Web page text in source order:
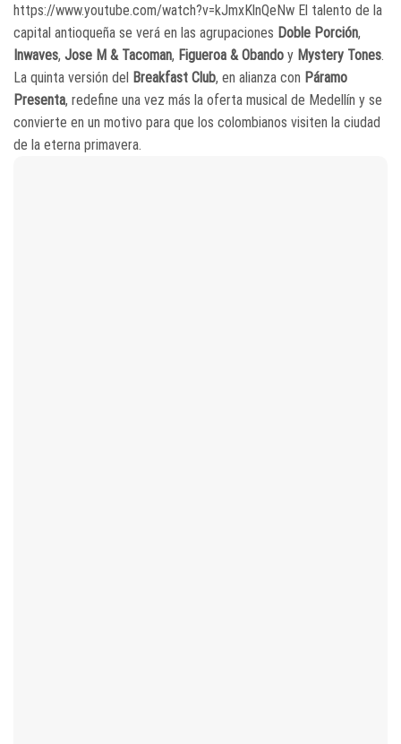
https://www.youtube.com/watch?v=kJmxKlnQeNw El talento de la
capital antioqueña se verá en las agrupaciones Doble Porción​,
Inwaves​, Jose M & Tacoman​, Figueroa & Obando y Mystery Tones.
La quinta versión del Breakfast Club​, en alianza con Páramo
Presenta​, redefine una vez más la oferta musical de Medellín y se
convierte en un motivo para que los colombianos visiten la ciudad
de la eterna primavera.